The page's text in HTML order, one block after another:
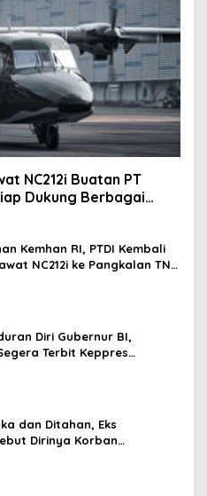
NC212i Buatan PT
Dukung Berbagai
Kemhan RI, PTDI Kembali
NC212i ke Pangkalan TNI
Diri Gubernur BI,
Terbit Keppres
dengan Hormat
dan Ditahan, Eks
Dirinya Korban